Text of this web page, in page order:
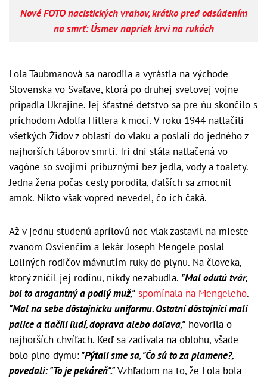
Nové FOTO nacistických vrahov, krátko pred odsúdením
na smrť: Úsmev napriek krvi na rukách
Lola Taubmanová sa narodila a vyrástla na východe
Slovenska vo Svaľave, ktorá po druhej svetovej vojne
pripadla Ukrajine. Jej šťastné detstvo sa pre ňu skončilo s
príchodom Adolfa Hitlera k moci. V roku 1944 natlačili
všetkých Židov z oblasti do vlaku a poslali do jedného z
najhorších táborov smrti. Tri dni stála natlačená vo
vagóne so svojimi príbuznými bez jedla, vody a toalety.
Jedna žena počas cesty porodila, ďalších sa zmocnil
amok. Nikto však vopred nevedel, čo ich čaká.
Až v jednu studenú aprílovú noc vlak zastavil na mieste
zvanom Osvienčim a lekár Joseph Mengele poslal
Loliných rodičov mávnutím ruky do plynu. Na človeka,
ktorý zničil jej rodinu, nikdy nezabudla. "Mal odutú tvár,
bol to arogantný a podlý muž," spomínala na Mengeleho.
"Mal na sebe dôstojnícku uniformu. Ostatní dôstojníci mali
palice a tlačili ľudí, doprava alebo doľava," hovorila o
najhorších chvíľach. Keď sa zadívala na oblohu, všade
bolo plno dymu:"Pýtali sme sa, "Čo sú to za plamene?,
povedali: "To je pekáreň"."Vzhľadom na to, že Lola bola